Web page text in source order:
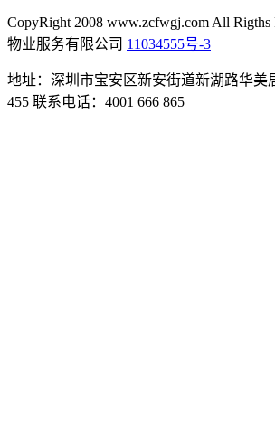
CopyRight 2008 www.zcfwgj.com All Rigths
物业服务有限公司 11034555号-3
地址：深圳市宝安区新安街道新湖路华美
455 联系电话：4001 666 865